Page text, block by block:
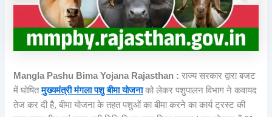
Mangla Pashu Bima Yojana Rajasthan :राज्य सरकार द्वारा बजट
में घोषितमुख्यमंत्री मंगला पशु बीमा योजनाको लेकर पशुपालन विभाग ने कवायद
तेज कर दी है, बीमा योजना के तहत पशुओं का बीमा करने का कार्य ट्रस्ट की